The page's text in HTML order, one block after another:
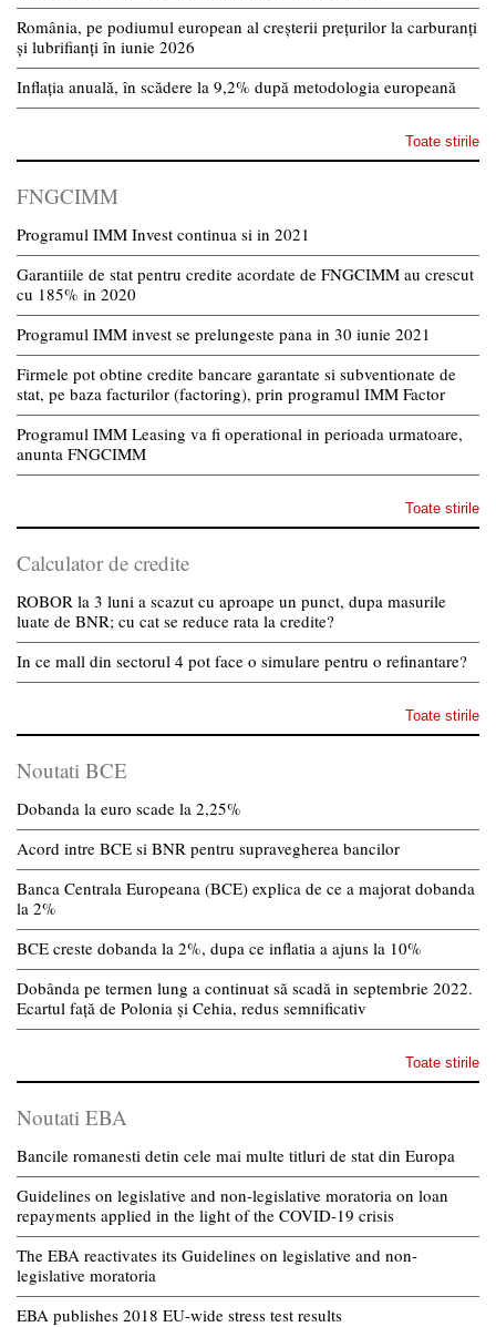
România, pe podiumul european al creșterii prețurilor la carburanți
și lubrifianți în iunie 2026
Inflația anuală, în scădere la 9,2% după metodologia europeană
Toate stirile
FNGCIMM
Programul IMM Invest continua si in 2021
Garantiile de stat pentru credite acordate de FNGCIMM au crescut
cu 185% in 2020
Programul IMM invest se prelungeste pana in 30 iunie 2021
Firmele pot obtine credite bancare garantate si subventionate de
stat, pe baza facturilor (factoring), prin programul IMM Factor
Programul IMM Leasing va fi operational in perioada urmatoare,
anunta FNGCIMM
Toate stirile
Calculator de credite
ROBOR la 3 luni a scazut cu aproape un punct, dupa masurile
luate de BNR; cu cat se reduce rata la credite?
In ce mall din sectorul 4 pot face o simulare pentru o refinantare?
Toate stirile
Noutati BCE
Dobanda la euro scade la 2,25%
Acord intre BCE si BNR pentru supravegherea bancilor
Banca Centrala Europeana (BCE) explica de ce a majorat dobanda
la 2%
BCE creste dobanda la 2%, dupa ce inflatia a ajuns la 10%
Dobânda pe termen lung a continuat să scadă in septembrie 2022.
Ecartul față de Polonia și Cehia, redus semnificativ
Toate stirile
Noutati EBA
Bancile romanesti detin cele mai multe titluri de stat din Europa
Guidelines on legislative and non-legislative moratoria on loan
repayments applied in the light of the COVID-19 crisis
The EBA reactivates its Guidelines on legislative and non-
legislative moratoria
EBA publishes 2018 EU-wide stress test results